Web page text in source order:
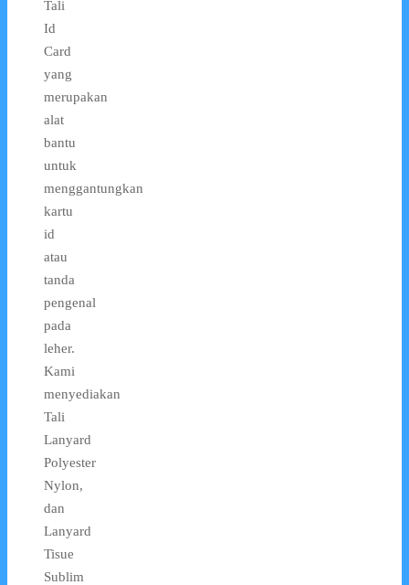
Tali
Id
Card
yang
merupakan
alat
bantu
untuk
menggantungkan
kartu
id
atau
tanda
pengenal
pada
leher.
Kami
menyediakan
Tali
Lanyard
Polyester
Nylon,
dan
Lanyard
Tisue
Sublim